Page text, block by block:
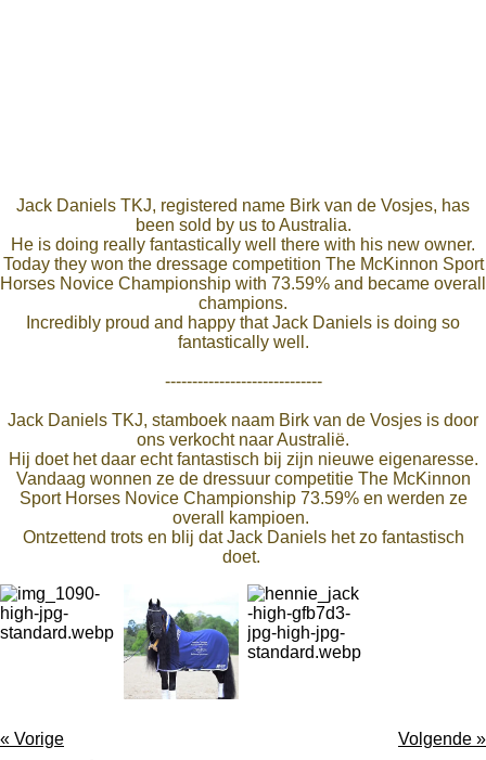
Jack Daniels TKJ, registered name Birk van de Vosjes, has
been sold by us to Australia.
He is doing really fantastically well there with his new owner.
Today they won the dressage competition The McKinnon Sport
Horses Novice Championship with 73.59% and became overall
champions.
Incredibly proud and happy that Jack Daniels is doing so
fantastically well.
-----------------------------
Jack Daniels TKJ, stamboek naam Birk van de Vosjes is door
ons verkocht naar Australië.
Hij doet het daar echt fantastisch bij zijn nieuwe eigenaresse.
Vandaag wonnen ze de dressuur competitie The McKinnon
Sport Horses Novice Championship 73.59% en werden ze
overall kampioen.
Ontzettend trots en blij dat Jack Daniels het zo fantastisch
doet.
« Vorige Volgende »